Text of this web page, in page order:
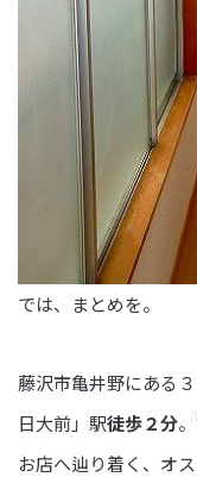
では、まとめを。
藤沢市亀井野にある３
日大前」駅徒歩２分。
お店へ辿り着く、オ